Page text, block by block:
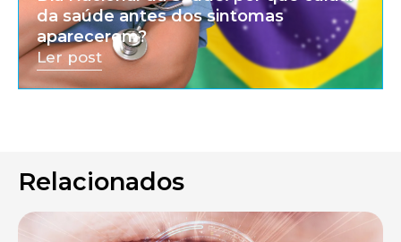
da saúde antes dos sintomas
aparecerem?
Ler post
Relacionados